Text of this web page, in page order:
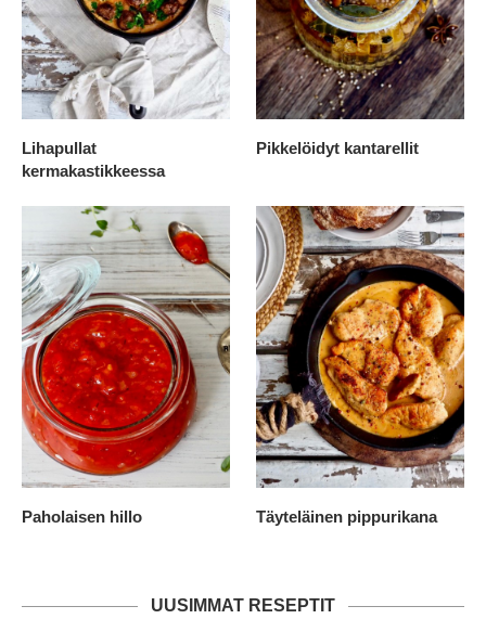
Lihapullat
kermakastikkeessa
Pikkelöidyt kantarellit
Paholaisen hillo Täyteläinen pippurikana
UUSIMMAT RESEPTIT